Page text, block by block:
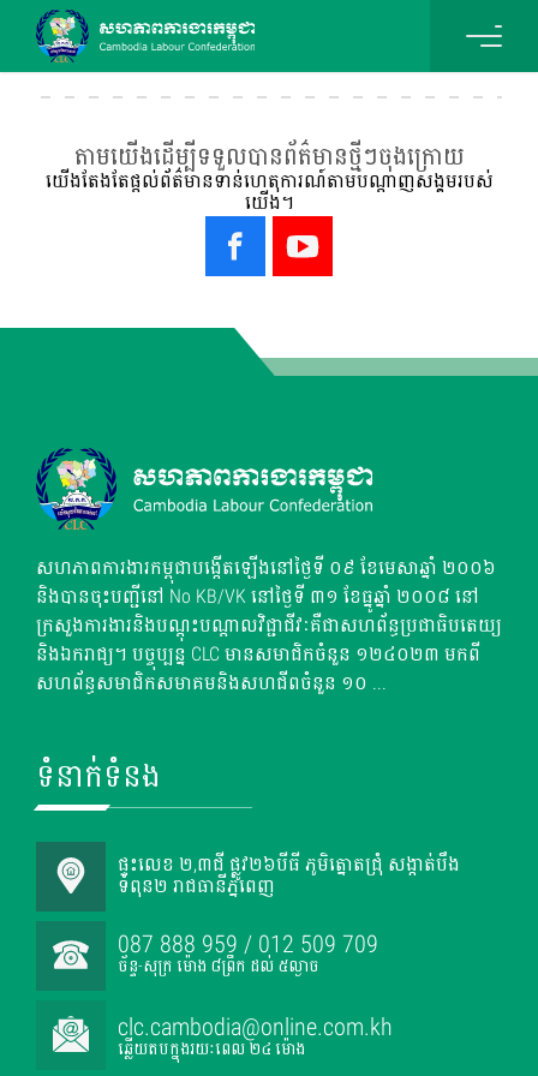
តាមយើងដើម្បីទទួលបានព័ត៌មានថ្មីៗចុងក្រោយ
យើងតែងតែផ្ដល់ព័ត៌មានទាន់ហេតុការណ៍តាមបណ្ដាញសង្គមរបស់
យើង។
សហភាពការងារកម្ពុជាបង្កើតឡើងនៅថ្ងៃទី ០៩ ខែមេសាឆ្នាំ ២០០៦
និងបានចុះបញ្ជីនៅ No KB/VK នៅថ្ងៃទី ៣១ ខែធ្នូឆ្នាំ ២០០៨ នៅ
ក្រសួងការងារនិងបណ្តុះបណ្តាលវិជ្ជាជីវៈគឺជាសហព័ន្ធប្រជាធិបតេយ្យ
និងឯករាជ្យ។ បច្ចុប្បន្ន CLC មានសមាជិកចំនួន ១២៤០២៣ មកពី
សហព័ន្ធសមាជិកសមាគមនិងសហជីពចំនួន ១០ ...
ទំនាក់ទំនង
ផ្ទះលេខ ២,៣ជី ផ្លូវ២៦បីធី ភូមិត្នោតជ្រុំ សង្កាត់បឹង
ទំពុន២ រាជធានីភ្នំពេញ
087 888 959 / 012 509 709
ច័ន្ទ-សុក្រ ម៉ោង ៨ព្រឹក ដល់ ៥ល្ងាច
clc.cambodia@online.com.kh
ឆ្លើយតបក្នុងរយៈពេល ២៤ ម៉ោង